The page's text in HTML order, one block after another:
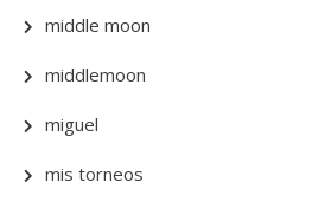
middle moon
middlemoon
miguel
mis torneos